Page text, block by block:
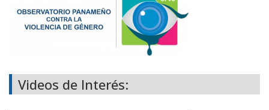
Videos de Interés: